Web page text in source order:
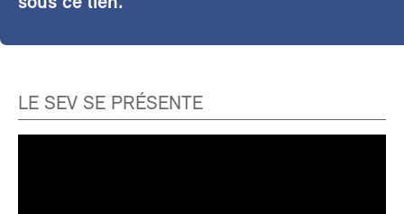
LE SEV SE PRÉSENTE